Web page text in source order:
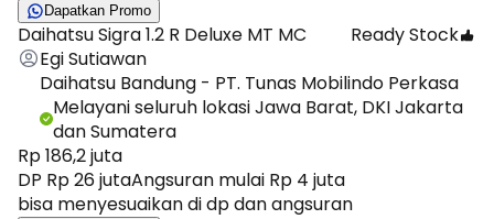
Dapatkan Promo
Daihatsu Sigra 1.2 R Deluxe MT MC
Ready Stock
Egi Sutiawan
Daihatsu Bandung - PT. Tunas Mobilindo Perkasa
Melayani seluruh lokasi Jawa Barat, DKI Jakarta
dan Sumatera
Rp 186,2 juta
DP Rp 26 jutaAngsuran mulai Rp 4 juta
bisa menyesuaikan di dp dan angsuran